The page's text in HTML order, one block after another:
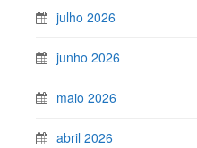
julho 2026
junho 2026
maio 2026
abril 2026